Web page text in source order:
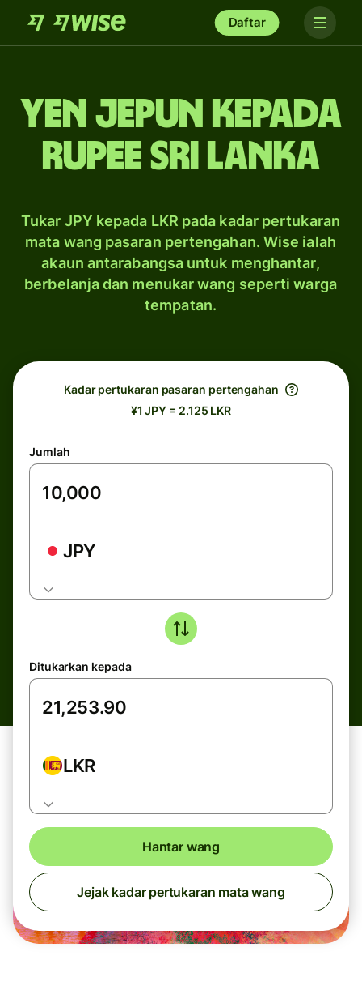
Daftar
yen Jepun kepada
rupee Sri Lanka
Tukar JPY kepada LKR pada kadar pertukaran
mata wang pasaran pertengahan. Wise ialah
akaun antarabangsa untuk menghantar,
berbelanja dan menukar wang seperti warga
tempatan.
Kadar pertukaran pasaran pertengahan
¥1 JPY = 2.125 LKR
Jumlah
JPY
Ditukarkan kepada
LKR
Hantar wang
Jejak kadar pertukaran mata wang